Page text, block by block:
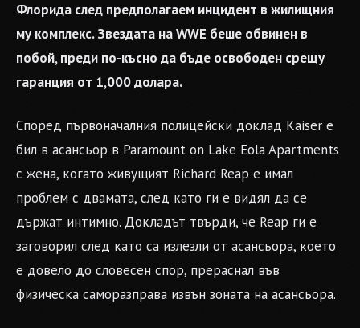
Флорида след предполагаем инцидент в жилищния
му комплекс. Звездата на WWE беше обвинен в
побой, преди по-късно да бъде освободен срещу
гаранция от 1,000 долара.
Според първоначалния полицейски доклад Kaiser е
бил в асансьор в Paramount on Lake Eola Apartments
с жена, когато живущият Richard Reap е имал
проблем с двамата, след като ги е видял да се
държат интимно. Докладът твърди, че Reap ги е
заговорил след като са излезли от асансьора, което
е довело до словесен спор, прераснал във
физическа саморазправа извън зоната на асансьора.